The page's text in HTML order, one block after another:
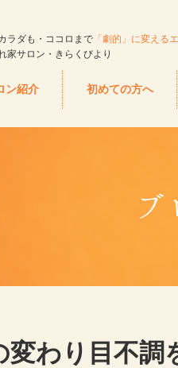
ラダも・ココロまで 「劇的」に変える
家サロン・きらくびより
ン紹介 初めての方へ
ブ
わり目不調